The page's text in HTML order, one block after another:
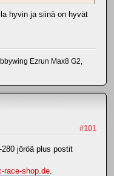
hyvin ja siinä on hyvät
Ezrun Max8 G2,
#101
jöröä plus postit
race-shop.de